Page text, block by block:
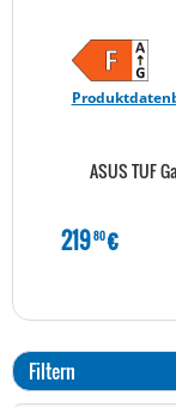
ASUS TUF
21980€
Filtern